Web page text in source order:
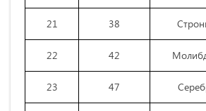
21 38
22 42
23 47